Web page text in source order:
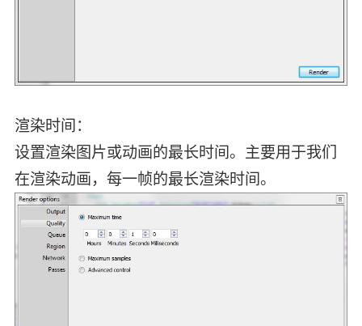
渲染时间：
设置渲染图片或动画的最长时间。主要用于我们
在渲染动画，每一帧的最长渲染时间。